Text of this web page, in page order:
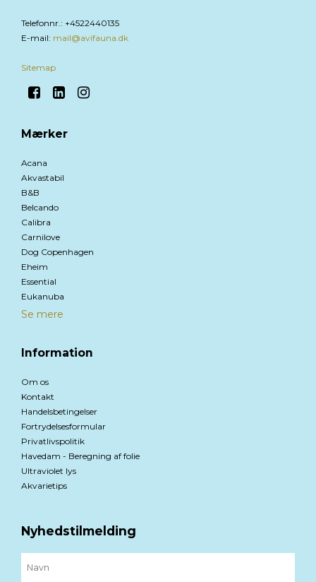
Telefonnr.: +4522440135
E-mail: mail@avifauna.dk
Sitemap
Mærker
Acana
Akvastabil
B&B
Belcando
Calibra
Carnilove
Dog Copenhagen
Eheim
Essential
Eukanuba
Se mere
Information
Om os
Kontakt
Handelsbetingelser
Fortrydelsesformular
Privatlivspolitik
Havedam - Beregning af folie
Ultraviolet lys
Akvarietips
Nyhedstilmelding